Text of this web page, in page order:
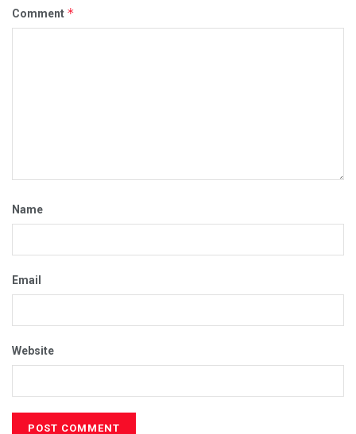
Comment *
Name
Email
Website